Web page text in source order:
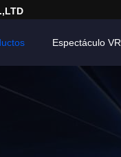
Espectáculo VR